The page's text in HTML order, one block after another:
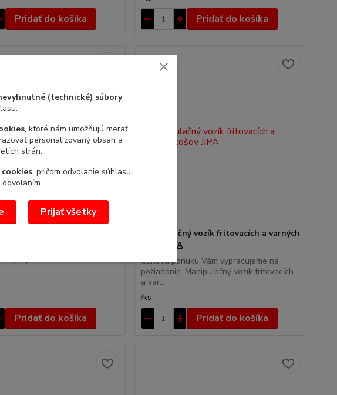
Pridať do košíka Pridať do košíka
vozík JIPASlúži k
Pridať do košíka
Manipulačný vozík fritovacích a varných
košov JIPA
Cenovú ponuku Vám vypracujeme na
požiadanie. Manipulačný vozík fritovacích
a var...
/ks
Pridať do košíka
(technické) súbory
, ktoré nám umožňujú merať
personalizovaný obsah a
strán.
, pričom odvolanie súhlasu
Prijať všetky